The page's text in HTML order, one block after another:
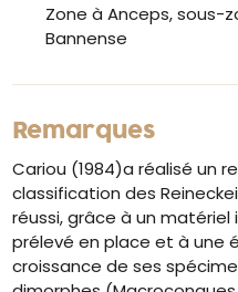
Zone à Anceps, sous-
Bannense
Remarques
Cariou (1984)a réalisé un
classification des
réussi, grâce à un
prélevé en place et à une
croissance de ses